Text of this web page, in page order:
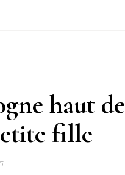
haut de
fille